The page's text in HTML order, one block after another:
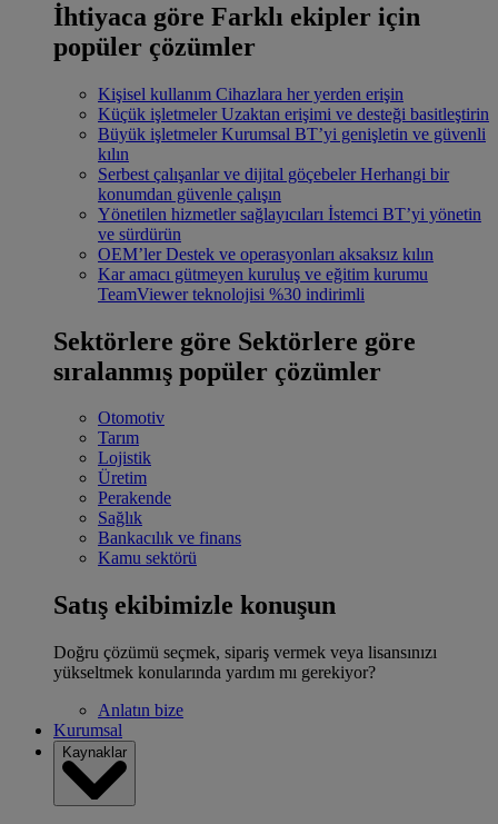
İhtiyaca göre Farklı ekipler için
popüler çözümler
Kişisel kullanım Cihazlara her yerden erişin
Küçük işletmeler Uzaktan erişimi ve desteği basitleştirin
Büyük işletmeler Kurumsal BT’yi genişletin ve güvenli
kılın
Serbest çalışanlar ve dijital göçebeler Herhangi bir
konumdan güvenle çalışın
Yönetilen hizmetler sağlayıcıları İstemci BT’yi yönetin
ve sürdürün
OEM’ler Destek ve operasyonları aksaksız kılın
Kar amacı gütmeyen kuruluş ve eğitim kurumu
TeamViewer teknolojisi %30 indirimli
Sektörlere göre Sektörlere göre
sıralanmış popüler çözümler
Otomotiv
Tarım
Lojistik
Üretim
Perakende
Sağlık
Bankacılık ve finans
Kamu sektörü
Satış ekibimizle konuşun
Doğru çözümü seçmek, sipariş vermek veya lisansınızı
yükseltmek konularında yardım mı gerekiyor?
Anlatın bize
Kurumsal
Kaynaklar